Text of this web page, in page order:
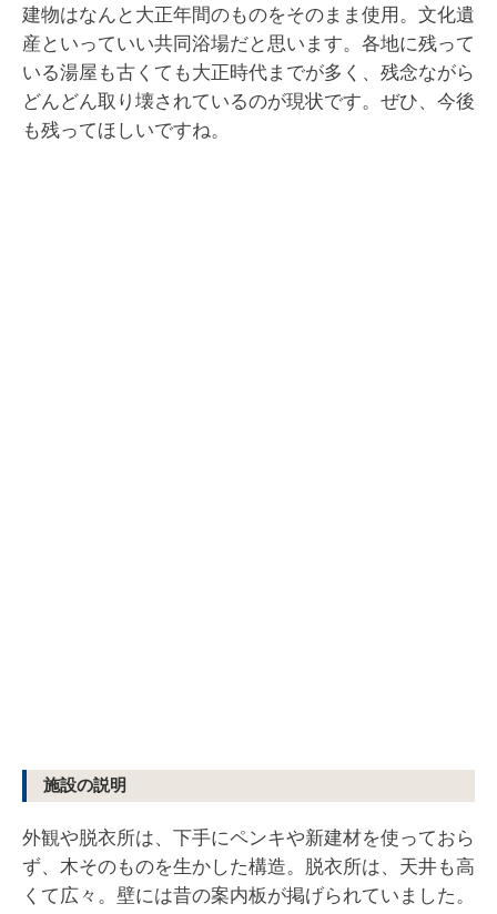
建物はなんと大正年間のものをそのまま使用。文化遺
産といっていい共同浴場だと思います。各地に残って
いる湯屋も古くても大正時代までが多く、残念ながら
どんどん取り壊されているのが現状です。ぜひ、今後
も残ってほしいですね。
施設の説明
外観や脱衣所は、下手にペンキや新建材を使っておら
ず、木そのものを生かした構造。脱衣所は、天井も高
くて広々。壁には昔の案内板が掲げられていました。